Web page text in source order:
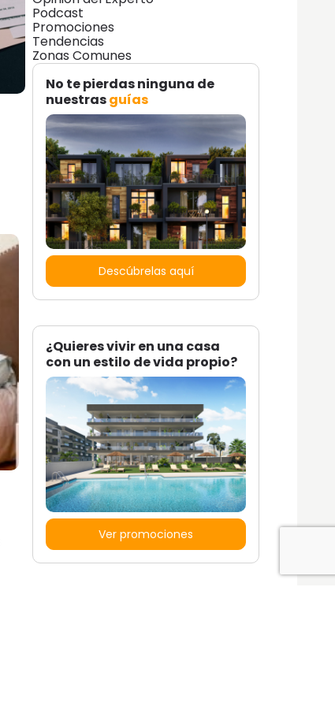
Podcast
Promociones
Tendencias
Zonas Comunes
No te pierdas ninguna de
nuestrasguías
Descúbrelas aquí
¿Quieres vivir en una casa
con un estilo de vida propio?
Ver promociones